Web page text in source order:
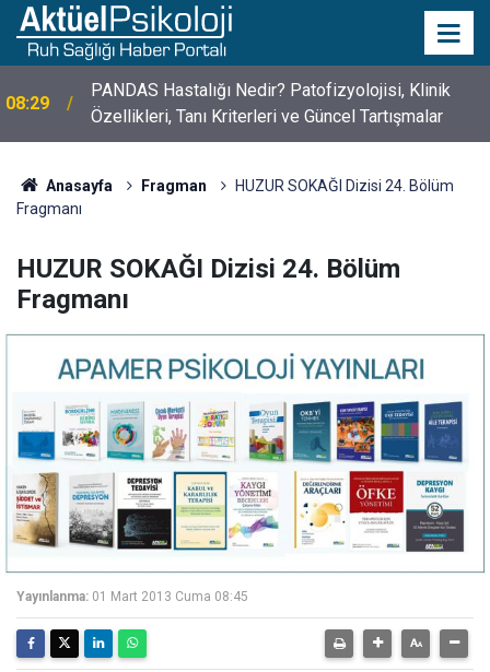
08:29
PANDAS Hastalığı Nedir? Patofizyolojisi, Klinik
Özellikleri, Tanı Kriterleri ve Güncel Tartışmalar
10:30
10 Mayıs Psikologlar Günü Nasıl Ortaya Çıktı? 10
Mayıs Tarihinin Hikayesi
Anasayfa Fragman
HUZUR SOKAĞI Dizisi 24. Bölüm
Fragmanı
HUZUR SOKAĞI Dizisi 24. Bölüm
Fragmanı
Yayınlanma: 01 Mart 2013 Cuma 08:45